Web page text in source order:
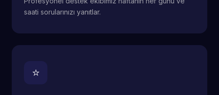
saati sorularınızı yanıtlar.
⭐